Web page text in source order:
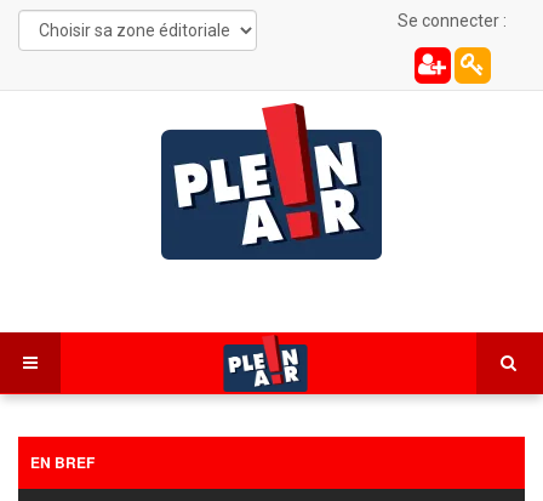
Se connecter :
EN BREF